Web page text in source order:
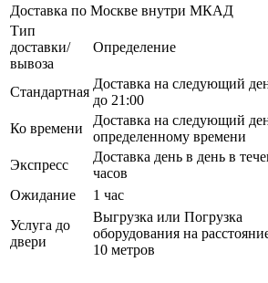
Доставка по Москве внутри МКАД
Тип
доставки/
вывоза
Определение
Стандартная
Доставка на следующий
до 21:00
Ко времени
Доставка на следующий
определенному времени
Экспресс
Доставка день в день в
часов
Ожидание
1 час
Услуга до
двери
Выгрузка или Погрузка
оборудования на
10 метров